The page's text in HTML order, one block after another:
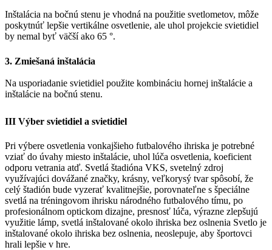
Inštalácia na bočnú stenu je vhodná na použitie svetlometov, môže
poskytnúť lepšie vertikálne osvetlenie, ale uhol projekcie svietidiel
by nemal byť väčší ako 65 °.
3. Zmiešaná inštalácia
Na usporiadanie svietidiel použite kombináciu hornej inštalácie a
inštalácie na bočnú stenu.
III Výber svietidiel a svietidiel
Pri výbere osvetlenia vonkajšieho futbalového ihriska je potrebné
vziať do úvahy miesto inštalácie, uhol lúča osvetlenia, koeficient
odporu vetrania atď. Svetlá štadióna VKS, svetelný zdroj
využívajúci dovážané značky, krásny, veľkorysý tvar spôsobí, že
celý štadión bude vyzerať kvalitnejšie, porovnateľne s špeciálne
svetlá na tréningovom ihrisku národného futbalového tímu, po
profesionálnom optickom dizajne, presnosť lúča, výrazne zlepšujú
využitie lámp, svetlá inštalované okolo ihriska bez oslnenia Svetlo je
inštalované okolo ihriska bez oslnenia, neoslepuje, aby športovci
hrali lepšie v hre.